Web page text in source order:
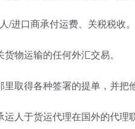
/进口商承付运费、关税税收。
货物运输的任何外汇交易。
里取得各种签署的提单，并把
运人于货运代理在国外的代